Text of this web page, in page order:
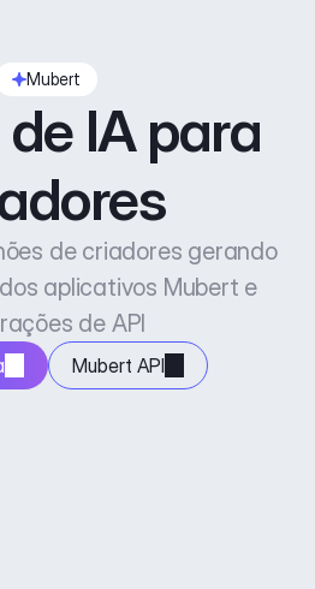
Mubert
IA para
de criadores gerando
aplicativos Mubert e
de API
Mubert API